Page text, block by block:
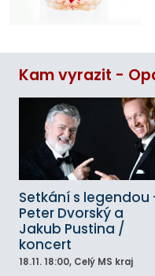
Kam vyrazit -
Setkání s legendou
Peter Dvorský a
Jakub Pustina /
koncert
18.11. 18:00, Celý MS kraj